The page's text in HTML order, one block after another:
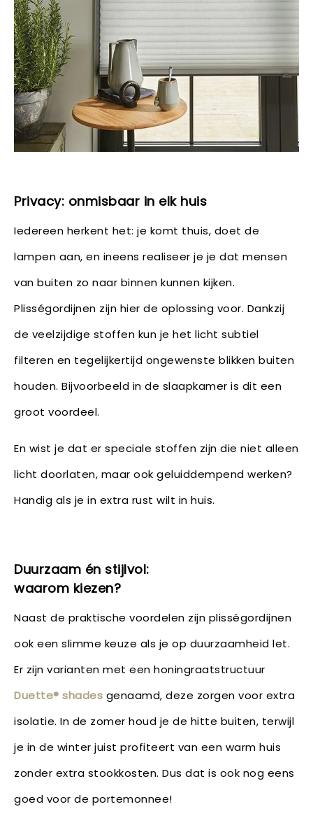
Privacy: onmisbaar in elk huis
Iedereen herkent het: je komt thuis, doet de
lampen aan, en ineens realiseer je je dat mensen
van buiten zo naar binnen kunnen kijken.
Plisségordijnen zijn hier de oplossing voor. Dankzij
de veelzijdige stoffen kun je het licht subtiel
filteren en tegelijkertijd ongewenste blikken buiten
houden. Bijvoorbeeld in de slaapkamer is dit een
groot voordeel.
En wist je dat er speciale stoffen zijn die niet alleen
licht doorlaten, maar ook geluiddempend werken?
Handig als je in extra rust wilt in huis.
Duurzaam én stijlvol:
waarom kiezen?
Naast de praktische voordelen zijn plisségordijnen
ook een slimme keuze als je op duurzaamheid let.
Er zijn varianten met een honingraatstructuur
Duette® shades genaamd, deze zorgen voor extra
isolatie. In de zomer houd je de hitte buiten, terwijl
je in de winter juist profiteert van een warm huis
zonder extra stookkosten. Dus dat is ook nog eens
goed voor de portemonnee!